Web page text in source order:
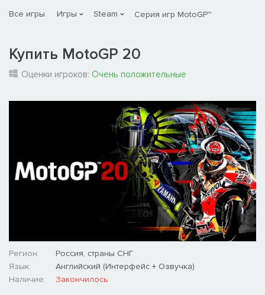
Все игры Игры Steam Серия игр MotoGP™
Купить MotoGP 20
Оценки игроков: Очень положительные
Регион:
Россия, страны СНГ
Язык:
Английский (Интерфейс + Озвучка)
Наличие:
Закончилось